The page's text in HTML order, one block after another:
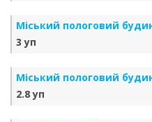
Міський пологовий
3 уп
Міський пологовий
2.8 уп